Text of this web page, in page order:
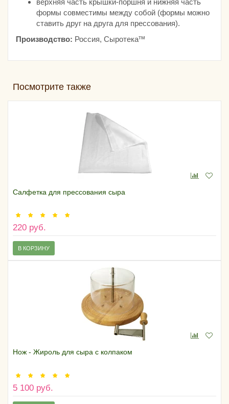
верхняя часть крышки-поршня и нижняя часть
формы совместимы между собой (формы можно
ставить друг на друга для прессования).
Производство: Россия, Сыротекатм
Посмотрите также
Салфетка для прессования сыра
220 руб.
В КОРЗИНУ
Нож - Жироль для сыра с колпаком
5 100 руб.